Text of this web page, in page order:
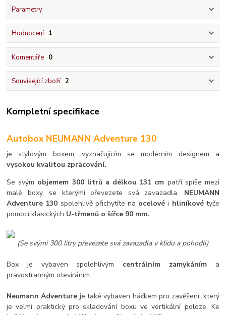
Parametry
Hodnocení 1
Komentáře 0
Související zboží 2
Kompletní specifikace
Autobox NEUMANN Adventure 130
je stylovým boxem, vyznačujícím se moderním designem a
vysokou kvalitou zpracování.
Se svým objemem 300 litrů a délkou 131 cm patří spíše mezi
malé boxy, se kterými převezete svá zavazadla. NEUMANN
Adventure 130 spolehlivě přichytíte na ocelovéi hliníkové tyče
pomocí klasických U-třmenů o šířce 90 mm.
(Se svými 300 litry převezete svá zavazadla v klidu a pohodlí)
Box je vybaven spolehlivým centrálním zamykáním a
pravostranným otevíráním.
Neumann Adventure je také vybaven háčkem pro zavěšení, který
je velmi praktický pro skladování boxu ve vertikální poloze. Ke